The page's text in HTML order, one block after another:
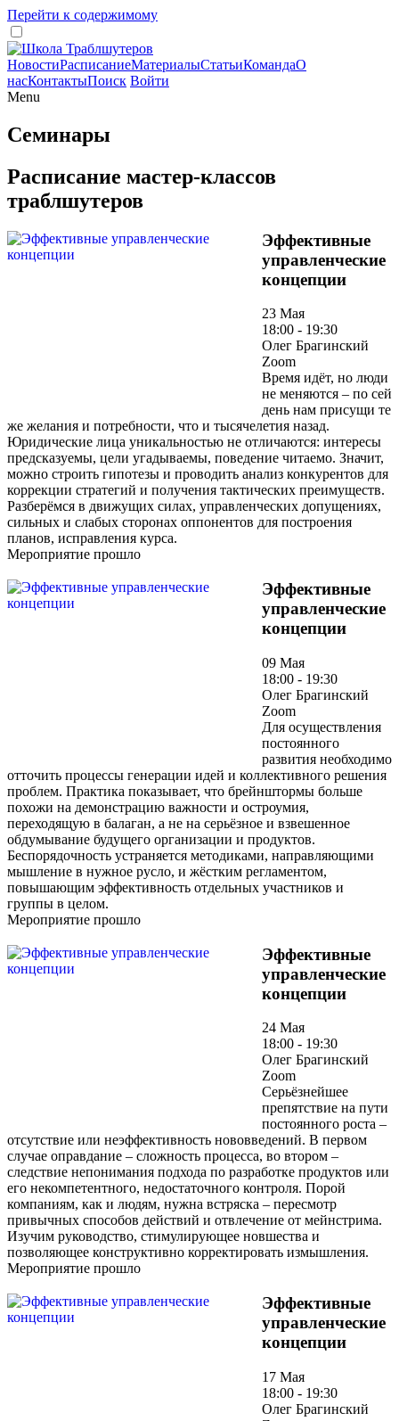
Перейти к содержимому
НовостиРасписаниеМатериалыСтатьиКомандаО
насКонтактыПоиск Войти
Menu
Семинары
Расписание мастер-классов
траблшутеров
Эффективные
управленческие
концепции
23 Мая
18:00 - 19:30
Олег Брагинский
Zoom
Время идёт, но люди
не меняются – по сей
день нам присущи те
же желания и потребности, что и тысячелетия назад.
Юридические лица уникальностью не отличаются: интересы
предсказуемы, цели угадываемы, поведение читаемо. Значит,
можно строить гипотезы и проводить анализ конкурентов для
коррекции стратегий и получения тактических преимуществ.
Разберёмся в движущих силах, управленческих допущениях,
сильных и слабых сторонах оппонентов для построения
планов, исправления курса.
Мероприятие прошло
Эффективные
управленческие
концепции
09 Мая
18:00 - 19:30
Олег Брагинский
Zoom
Для осуществления
постоянного
развития необходимо
отточить процессы генерации идей и коллективного решения
проблем. Практика показывает, что брейнштормы больше
похожи на демонстрацию важности и остроумия,
переходящую в балаган, а не на серьёзное и взвешенное
обдумывание будущего организации и продуктов.
Беспорядочность устраняется методиками, направляющими
мышление в нужное русло, и жёстким регламентом,
повышающим эффективность отдельных участников и
группы в целом.
Мероприятие прошло
Эффективные
управленческие
концепции
24 Мая
18:00 - 19:30
Олег Брагинский
Zoom
Серьёзнейшее
препятствие на пути
постоянного роста –
отсутствие или неэффективность нововведений. В первом
случае оправдание – сложность процесса, во втором –
следствие непонимания подхода по разработке продуктов или
его некомпетентного, недостаточного контроля. Порой
компаниям, как и людям, нужна встряска – пересмотр
привычных способов действий и отвлечение от мейнстрима.
Изучим руководство, стимулирующее новшества и
позволяющее конструктивно корректировать измышления.
Мероприятие прошло
Эффективные
управленческие
концепции
17 Мая
18:00 - 19:30
Олег Брагинский